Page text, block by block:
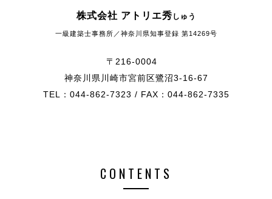
株式会社 アトリエ秀 しゅう
一級建築士事務所／神奈川県知事登録 第14269号
〒216-0004
神奈川県川崎市宮前区鷺沼3-16-67
TEL：044-862-7323 / FAX：044-862-7335
CONTENTS